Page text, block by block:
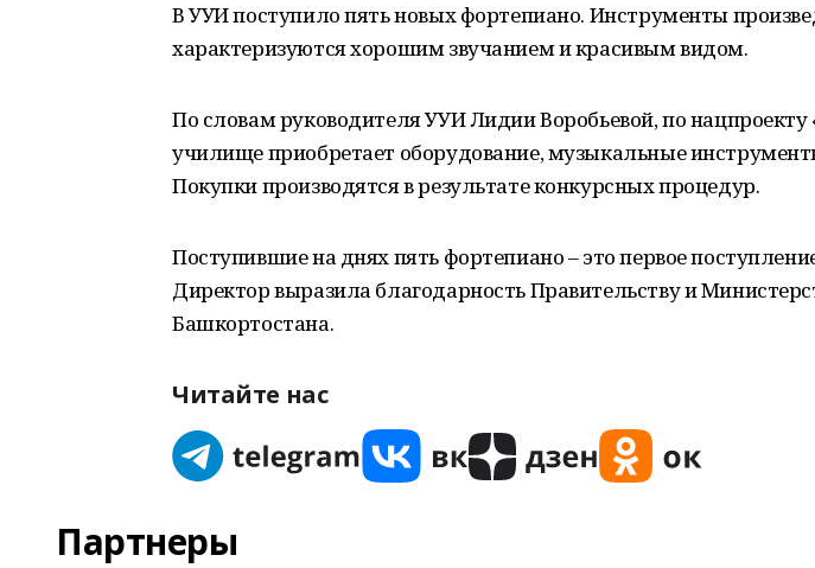
В УУИ поступило пять новых фортепиано. Инструменты
характеризуются хорошим звучанием и красивым видом.
По словам руководителя УУИ Лидии Воробьевой, по нацпроекту
училище приобретает оборудование, музыкальные
Покупки производятся в результате конкурсных процедур.
Поступившие на днях пять фортепиано – это первое
Директор выразила благодарность Правительству и
Башкортостана.
Читайте нас
Партнеры